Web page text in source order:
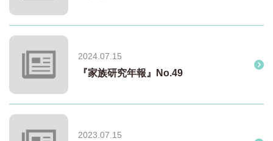
2024.07.15
『家族研究年報』No.49
2023.07.15